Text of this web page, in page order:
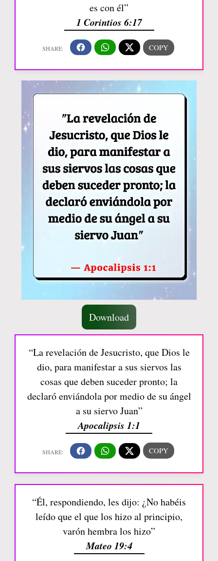
es con él”
1 Corintios 6:17
Download
“La revelación de Jesucristo, que Dios le
dio, para manifestar a sus siervos las
cosas que deben suceder pronto; la
declaró enviándola por medio de su ángel
a su siervo Juan”
Apocalipsis 1:1
“Él, respondiendo, les dijo: ¿No habéis
leído que el que los hizo al principio,
varón hembra los hizo”
Mateo 19:4